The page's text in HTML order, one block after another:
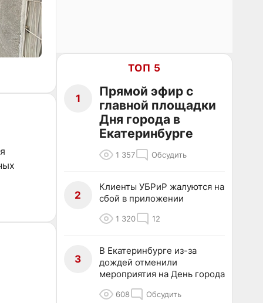
ТОП 5
1
Прямой эфир с
главной площадки
Дня города в
Екатеринбурге
1 357 Обсудить
2
Клиенты УБРиР жалуются на
сбой в приложении
1 320 12
3
В Екатеринбурге из-за
дождей отменили
мероприятия на День города
608 Обсудить